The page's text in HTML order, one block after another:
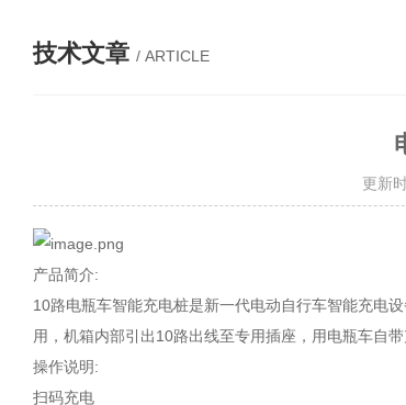
技术文章 / ARTICLE
更新
产品简介:
10路电瓶车智能充电桩是新一代电动自行车智能充电
用，机箱内部引出10路出线至专用插座，用电瓶车自
操作说明:
扫码充电